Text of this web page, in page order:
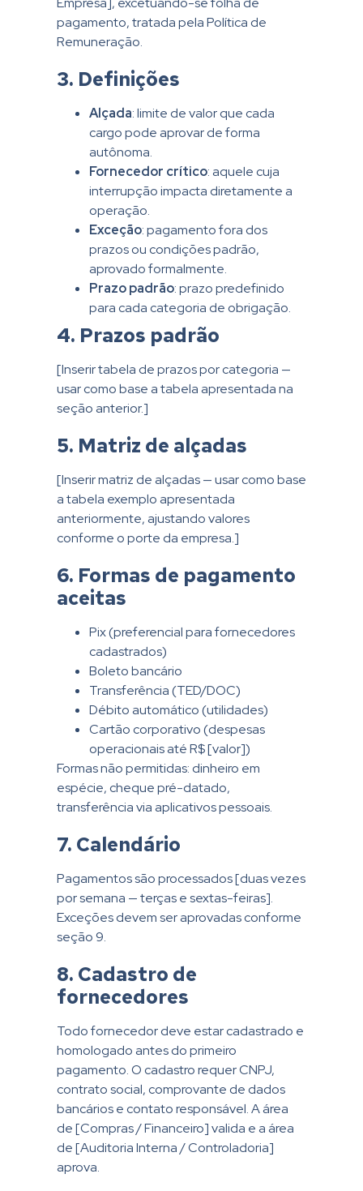
pagamento, tratada pela Política de
Remuneração.
3. Definições
Alçada: limite de valor que cada
cargo pode aprovar de forma
autônoma.
Fornecedor crítico: aquele cuja
interrupção impacta diretamente a
operação.
Exceção: pagamento fora dos
prazos ou condições padrão,
aprovado formalmente.
Prazo padrão: prazo predefinido
para cada categoria de obrigação.
4. Prazos padrão
[Inserir tabela de prazos por categoria —
usar como base a tabela apresentada na
seção anterior.]
5. Matriz de alçadas
[Inserir matriz de alçadas — usar como base
a tabela exemplo apresentada
anteriormente, ajustando valores
conforme o porte da empresa.]
6. Formas de pagamento
aceitas
Pix (preferencial para fornecedores
cadastrados)
Boleto bancário
Transferência (TED/DOC)
Débito automático (utilidades)
Cartão corporativo (despesas
operacionais até R$ [valor])
Formas não permitidas: dinheiro em
espécie, cheque pré-datado,
transferência via aplicativos pessoais.
7. Calendário
Pagamentos são processados [duas vezes
por semana — terças e sextas-feiras].
Exceções devem ser aprovadas conforme
seção 9.
8. Cadastro de
fornecedores
Todo fornecedor deve estar cadastrado e
homologado antes do primeiro
pagamento. O cadastro requer CNPJ,
contrato social, comprovante de dados
bancários e contato responsável. A área
de [Compras / Financeiro] valida e a área
de [Auditoria Interna / Controladoria]
aprova.